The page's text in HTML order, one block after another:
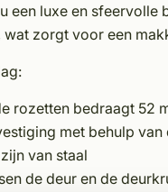
een luxe en
wat zorgt voor een
rozetten bedraagt 52
met behulp
van staal
de deur en de